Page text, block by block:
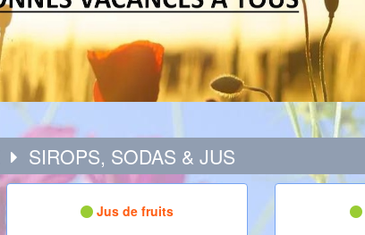
SIROPS, SODAS & JUS
Jus de fruits